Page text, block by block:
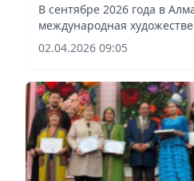
«зеленой» энергетики
В сентябре 2026 года в
международная
элементов: трансформации
художников из Германии,
02.04.2026 09:05